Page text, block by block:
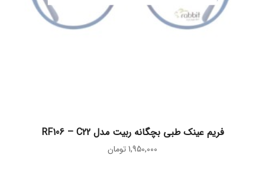
اطلاعات بیشتر
فریم عینک طبی بچگانه ربیت مدل RF106 – C22
1,950,000تومان